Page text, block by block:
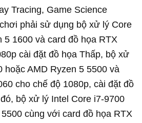
Tracing, Game Science
phải sử dụng bộ xử lý Core
5 1600 và card đồ họa RTX
cài đặt đồ họa Thấp, bộ xử
hoặc AMD Ryzen 5 5500 và
cho chế độ 1080p, cài đặt đồ
bộ xử lý Intel Core i7-9700
cùng với card đồ họa RTX